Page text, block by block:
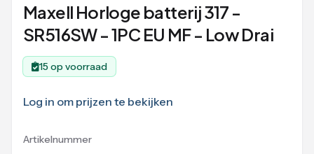
Maxell Horloge batterij 317 -
SR516SW - 1PC EU MF - Low Drai
15 op voorraad
Log in om prijzen te bekijken
Artikelnummer